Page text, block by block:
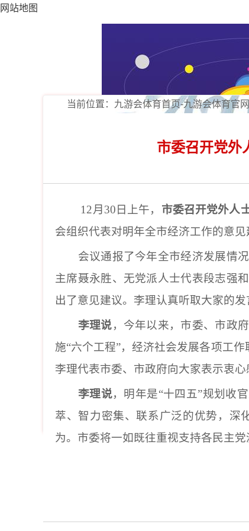
当前位置： 九游会体育首页-九游会体育官
市委召开党外
12月30日上午， 市委召开党外人
会组织代表对明年全市经济工作的意
会议通报了今年全市经济发展情
主席聂永胜、无党派人士代表段志强
出了意见建议。李理认真听取大家的
李理说，今年以来，市委、市政
施“六个工程”，经济社会发展各项工
李理代表市委、市政府向大家表示衷心
李理说，明年是“十四五”规划收
萃、智力密集、联系广泛的优势，深
为。市委将一如既往重视支持各民主
网站地图